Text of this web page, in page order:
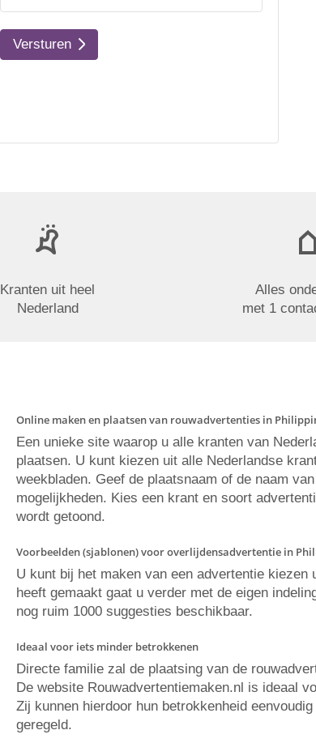
Versturen
Kranten uit heel
Nederland
Alles
met 1
Online maken en plaatsen van rouwadvertenties in
Een unieke site waarop u alle kranten van
plaatsen. U kunt kiezen uit alle Nederlandse
weekbladen. Geef de plaatsnaam of de naam
mogelijkheden. Kies een krant en soort
wordt getoond.
Voorbeelden (sjablonen) voor overlijdensadvertentie in
U kunt bij het maken van een advertentie kiezen
heeft gemaakt gaat u verder met de eigen
nog ruim 1000 suggesties beschikbaar.
Ideaal voor iets minder betrokkenen
Directe familie zal de plaatsing van de
De website Rouwadvertentiemaken.nl is ideaal
Zij kunnen hierdoor hun betrokkenheid
geregeld.